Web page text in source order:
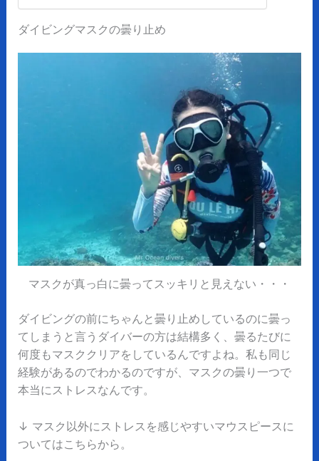
ダイビングマスクの曇り止め
マスクが真っ白に曇ってスッキリと見えない・・・
ダイビングの前にちゃんと曇り止めしているのに曇っ
てしまうと言うダイバーの方は結構多く、曇るたびに
何度もマスククリアをしているんですよね。私も同じ
経験があるのでわかるのですが、マスクの曇り一つで
本当にストレスなんです。
↓ マスク以外にストレスを感じやすいマウスピースに
ついてはこちらから。